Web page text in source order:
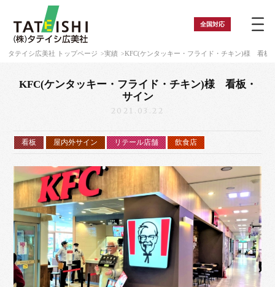
全国対応
タテイシ広美社 トップページ 実績 KFC(ケンタッキー・フライド・チキン)様 看板
KFC(ケンタッキー・フライド・チキン)様 看板・
サイン
2021.03.22
看板 屋内外サイン リテール店舗 飲食店